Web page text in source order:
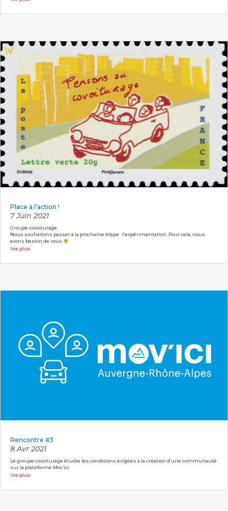
Place à l’action !
7 Juin 2021
Groupe covoiturage.
Nous souhaitons passer à la prochaine étape : l’expérimentation. Pour cela, nous
avons besoin de vous
lire plus
Rencontre #3
8 Avr 2021
Le groupe covoiturage étudie les conditions exigées à la création d’une communauté
sur la plateforme Mov’ici.
lire plus